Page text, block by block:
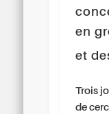
en
et
Trois
de